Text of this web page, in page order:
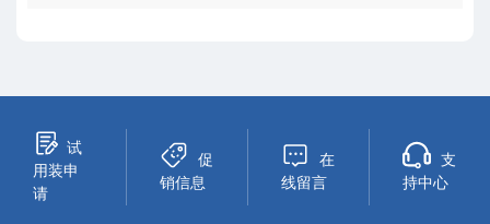
试
用装申
请
促
销信息
在
线留言
支
持中心